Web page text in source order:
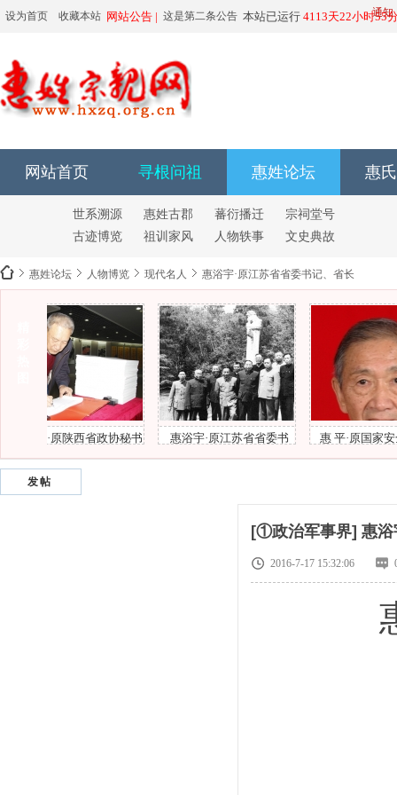
设为首页 收藏本站 本站已运行 4113天22小时55
网站公告 | 这是第二条公告
网站首页 寻根问祖 惠姓论坛 惠
世系溯源 惠姓古郡 蕃衍播迁
宗祠堂号
古迹博览
祖训家风 人物轶事 文史典故
惠姓论坛 人物博览 现代名人 惠浴宇·原江苏省省委书记、省长
西省政协秘书
长
惠浴宇·原江苏省省委书
记、省长
惠 平·原国家安全部副部
长
发帖
[①政治军事界] 惠浴
2016-7-17 15:32:06
通知
由于有人恶意运用